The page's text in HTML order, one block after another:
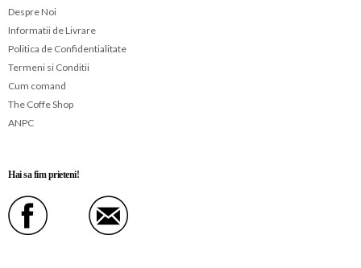
Despre Noi
Informatii de Livrare
Politica de Confidentialitate
Termeni si Conditii
Cum comand
The Coffe Shop
ANPC
Hai sa fim prieteni!